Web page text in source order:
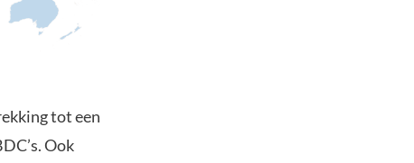
tot een
Ook